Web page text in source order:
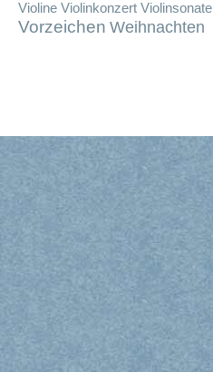
Violine Violinkonzert Violinsonate
Vorzeichen Weihnachten